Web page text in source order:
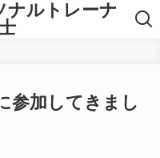
ナルトレーナ
参加してきまし